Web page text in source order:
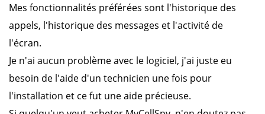
Mes fonctionnalités préférées sont l'historique des
appels, l'historique des messages et l'activité de
l'écran.
Je n'ai aucun problème avec le logiciel, j'ai juste eu
besoin de l'aide d'un technicien une fois pour
l'installation et ce fut une aide précieuse.